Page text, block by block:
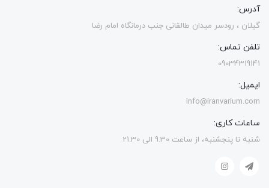
آدرس:
گیلان ، رودسر میدان طالقانی جنب درمانگاه امام رضا
تلفن تماس:
09034319141
ایمیل:
info@iranvarium.com
ساعات کاری:
شنبه تا پنجشنبه، از ساعت 9.30 الی 21.30